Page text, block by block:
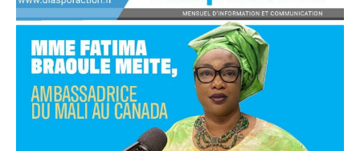
$22 / anplaceholder text
Tous les articles
Annonces